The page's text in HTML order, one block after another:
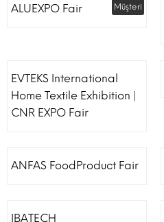
ALUEXPO Fair
Müşteri
EVTEKS International
Home Textile Exhibition |
CNR EXPO Fair
ANFAS FoodProduct Fair
IBATECH